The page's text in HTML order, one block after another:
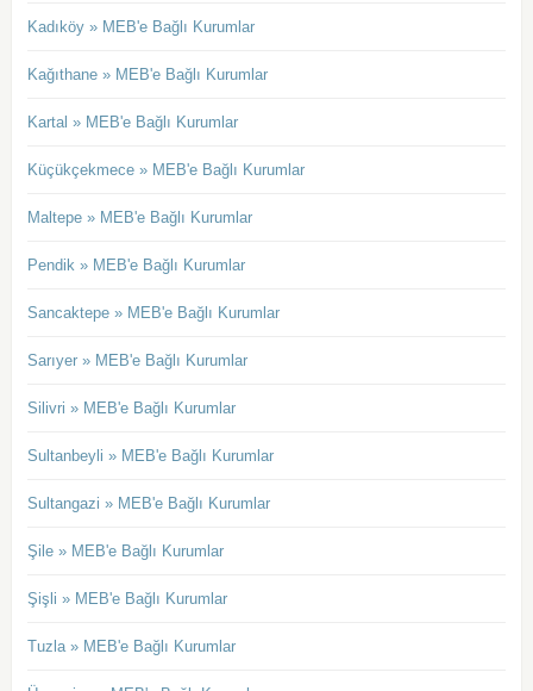
Kadıköy » MEB'e Bağlı Kurumlar
Kağıthane » MEB'e Bağlı Kurumlar
Kartal » MEB'e Bağlı Kurumlar
Küçükçekmece » MEB'e Bağlı Kurumlar
Maltepe » MEB'e Bağlı Kurumlar
Pendik » MEB'e Bağlı Kurumlar
Sancaktepe » MEB'e Bağlı Kurumlar
Sarıyer » MEB'e Bağlı Kurumlar
Silivri » MEB'e Bağlı Kurumlar
Sultanbeyli » MEB'e Bağlı Kurumlar
Sultangazi » MEB'e Bağlı Kurumlar
Şile » MEB'e Bağlı Kurumlar
Şişli » MEB'e Bağlı Kurumlar
Tuzla » MEB'e Bağlı Kurumlar